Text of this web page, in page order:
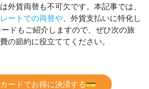
外貨両替も不可欠です。本記事では、
ートでの両替や 、外貨支払いに特化し
ドもご紹介しますので、ぜひ次の旅
の節約に役立ててください。
ードでお得に決済する💳